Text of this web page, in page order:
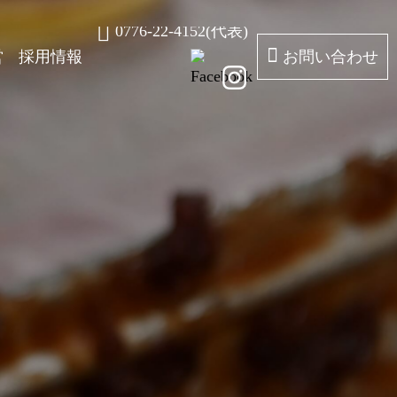
採用情報
0776-22-4152(代表)
お問い合わせ